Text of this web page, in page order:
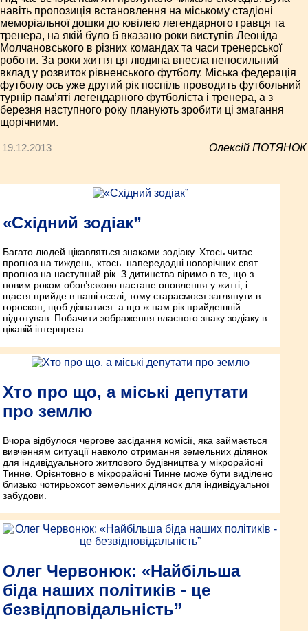
навіть пропозиція встановлення на міському стадіоні
меморіальної дошки до ювілею легендарного гравця та
тренера, на якій було б вказано роки виступів Леоніда
Молчановського в різних командах та часи тренерської
роботи. За роки життя ця людина внесла непосильний
вклад у розвиток рівненського футболу. Міська федерація
футболу ось уже другий рік поспіль проводить футбольний
турнір пам’яті легендарного футболіста і тренера, а з
березня наступного року планують зробити ці змагання
щорічними.
19.12.2013 Олексій ПОТЯНОК
«Східний зодіак”
Багато людей цікавляться знаками зодіаку. Хтось читає
прогноз на тиждень, хтось ­ напередодні новорічних свят
прогноз на наступний рік. З дитинства віримо в те, що з
новим роком обов’язково настане оновлення у житті, і
щастя прийде в наші оселі, тому стараємося заглянути в
гороскоп, щоб дізнатися: а що ж нам рік прийдешній
підготував. Побачити зображення власного знаку зодіаку в
цікавій інтерпрета
Хто про що, а міські депутати
про землю
Вчора відбулося чергове засідання комісії, яка займається
вивченням ситуації навколо отримання земельних ділянок
для індивідуального житлового будівництва у мікрорайоні
Тинне. Орієнтовно в мікрорайоні Тинне може бути виділено
близько чотирьохсот земельних ділянок для індивідуальної
забудови.
Олег Червонюк: «Найбільша
біда наших політиків - це
безвідповідальність”